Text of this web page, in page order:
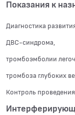
Показания к
Диагностика
ДВС-синдрома,
тромбоэмболии
тромбоза глубоких
Контроль